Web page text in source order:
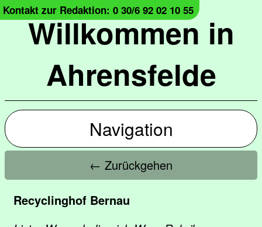
Willkommen in
Ahrensfelde
Kontakt zur Redaktion: 0 30/6 92 02 10 55
Navigation
← Zurückgehen
Recyclinghof Bernau